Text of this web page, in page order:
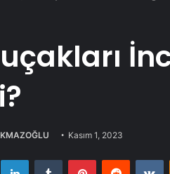
Kasım 1, 2023
LinkedInTumblr PinterestReddit